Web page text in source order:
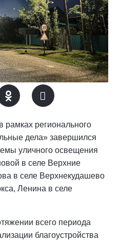
регионального
дела» завершился
уличного освещения
в селе Верхние
в селе Верхнекудашево
Ленина в селе
всего периода
благоустройства